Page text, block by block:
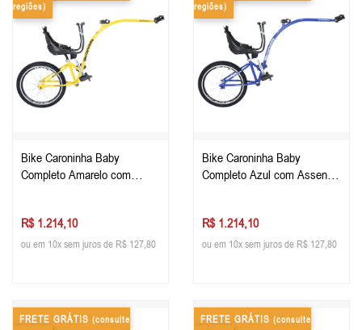
regiões)
Bike Caroninha Baby
Completo Amarelo com
R$ 1.214,10
ou em 10x sem juros de R$ 127,80
regiões)
Bike Caroninha Baby
Completo Azul com Assento
R$ 1.214,10
ou em 10x sem juros de R$ 127,80
FRETE GRÁTIS (consulte
FRETE GRÁTIS (consulte